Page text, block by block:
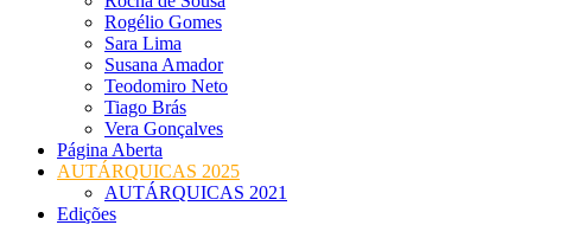
Rogélio Gomes
Sara Lima
Susana Amador
Teodomiro Neto
Tiago Brás
Vera Gonçalves
Página Aberta
AUTÁRQUICAS 2025
AUTÁRQUICAS 2021
Edições